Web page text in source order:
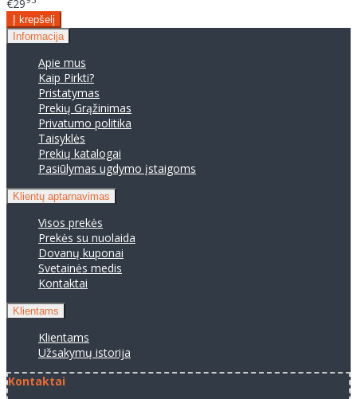
€29
Informacija
Apie mus
Kaip Pirkti?
Pristatymas
Prekių Grąžinimas
Privatumo politika
Taisyklės
Prekių katalogai
Pasiūlymas ugdymo įstaigoms
Klientų aptarnavimas
Visos prekės
Prekės su nuolaida
Dovanų kuponai
Svetainės medis
Kontaktai
Klientams
Klientams
Užsakymų istorija
Kontaktai